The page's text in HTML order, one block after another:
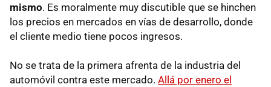
mismo. Es moralmente muy discutible que se hinchen
los precios en mercados en vías de desarrollo, donde
el cliente medio tiene pocos ingresos.
No se trata de la primera afrenta de la industria del
automóvil contra este mercado. Allá por enero el